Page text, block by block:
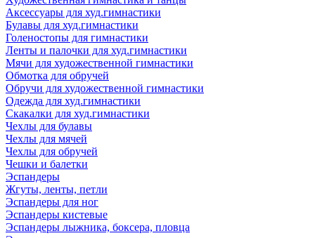
Аксессуары для худ.гимнастики
Булавы для худ.гимнастики
Голеностопы для гимнастики
Ленты и палочки для худ.гимнастики
Мячи для художественной гимнастики
Обмотка для обручей
Обручи для художественной гимнастики
Одежда для худ.гимнастики
Скакалки для худ.гимнастики
Чехлы для булавы
Чехлы для мячей
Чехлы для обручей
Чешки и балетки
Эспандеры
Жгуты, ленты, петли
Эспандеры для ног
Эспандеры кистевые
Эспандеры лыжника, боксера, пловца